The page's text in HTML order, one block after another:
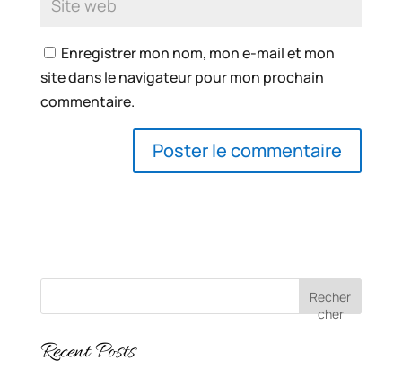
Enregistrer mon nom, mon e-mail et mon
site dans le navigateur pour mon prochain
commentaire.
Recher
cher
Recent Posts